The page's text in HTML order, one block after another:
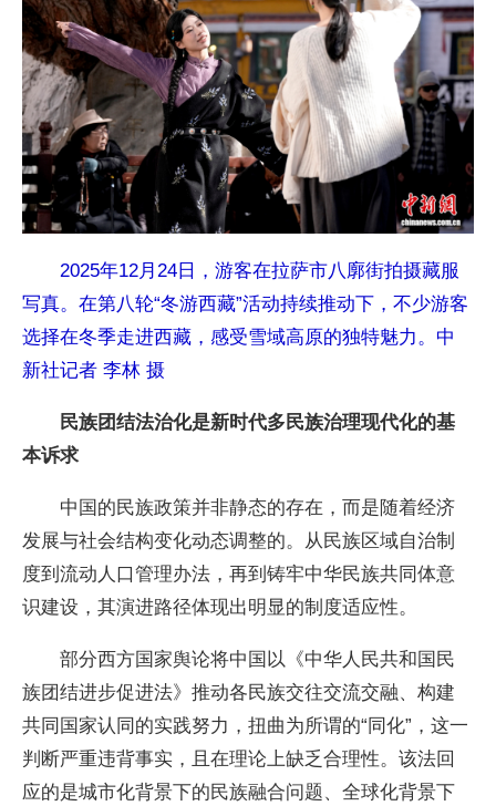
2025年12月24日，游客在拉萨市八廓街拍摄藏服
写真。在第八轮“冬游西藏”活动持续推动下，不少游客
选择在冬季走进西藏，感受雪域高原的独特魅力。中
新社记者 李林 摄
民族团结法治化是新时代多民族治理现代化的基
本诉求
中国的民族政策并非静态的存在，而是随着经济
发展与社会结构变化动态调整的。从民族区域自治制
度到流动人口管理办法，再到铸牢中华民族共同体意
识建设，其演进路径体现出明显的制度适应性。
部分西方国家舆论将中国以《中华人民共和国民
族团结进步促进法》推动各民族交往交流交融、构建
共同国家认同的实践努力，扭曲为所谓的“同化”，这一
判断严重违背事实，且在理论上缺乏合理性。该法回
应的是城市化背景下的民族融合问题、全球化背景下